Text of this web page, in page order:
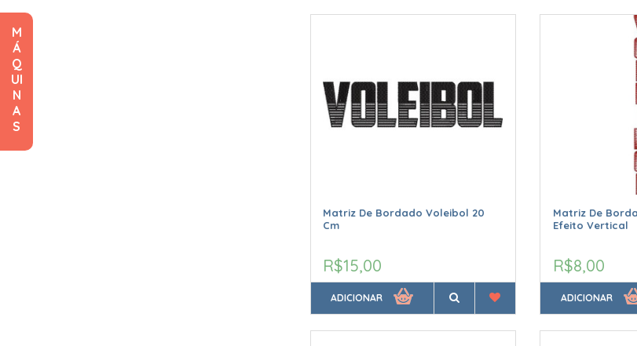
M
Á
Q
UI
N
A
S
Matriz De Bordado Voleibol 20
Cm
R$15,00
ADICIONAR
Matriz De
Efeito Vertical
R$8,00
ADICIONAR